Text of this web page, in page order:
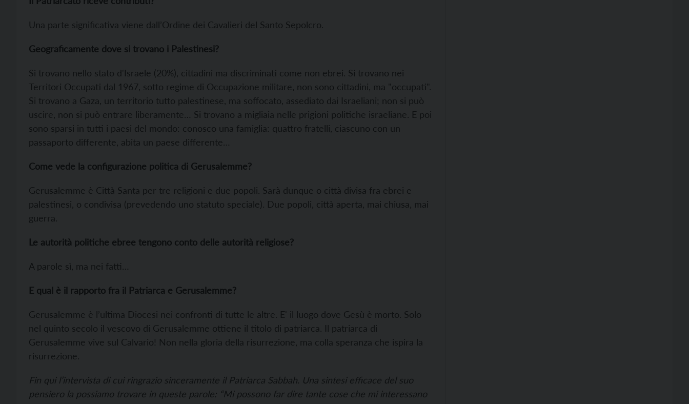
Una parte significativa viene dall’Ordine dei Cavalieri del Santo Sepolcro.
Geograficamente dove si trovano i Palestinesi?
Si trovano nello stato d'Israele (20%), cittadini ma discriminati come non ebrei. Si trovano nei
Territori Occupati dal 1967, sotto regime di Occupazione militare, non sono cittadini, ma "occupati".
Si trovano a Gaza, un territorio tutto palestinese, ma soffocato, assediato dai Israeliani; non si può
uscire, non si può entrare liberamente… Si trovano a migliaia nelle prigioni politiche israeliane. E poi
sono sparsi in tutti i paesi del mondo: conosco una famiglia: quattro fratelli, ciascuno con un
passaporto differente, abita un paese differente…
Come vede la configurazione politica di Gerusalemme?
Gerusalemme è Città Santa per tre religioni e due popoli. Sarà dunque o città divisa fra ebrei e
palestinesi, o condivisa (prevedendo uno statuto speciale). Due popoli, città aperta, mai chiusa, mai
guerra.
Le autorità politiche ebree tengono conto delle autorità religiose?
A parole sì, ma nei fatti…
E qual è il rapporto fra il Patriarca e Gerusalemme?
Gerusalemme è l’ultima Diocesi nei confronti di tutte le altre. E' il luogo dove Gesù è morto. Solo
nel quinto secolo il vescovo di Gerusalemme ottiene il titolo di patriarca. Il patriarca di
Gerusalemme vive sul Calvario! Non nella gloria della risurrezione, ma colla speranza che ispira la
risurrezione.
Fin qui l’intervista di cui ringrazio sinceramente il Patriarca Sabbah. Una sintesi efficace del suo
pensiero la possiamo trovare in queste parole: “Mi possono far dire tante cose che mi interessano